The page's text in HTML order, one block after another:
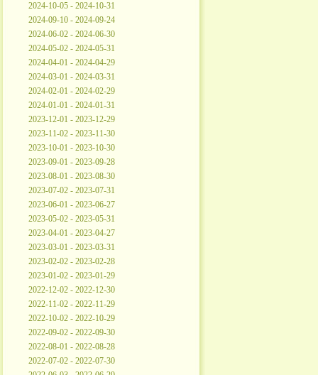
2024-10-05 - 2024-10-31
2024-09-10 - 2024-09-24
2024-06-02 - 2024-06-30
2024-05-02 - 2024-05-31
2024-04-01 - 2024-04-29
2024-03-01 - 2024-03-31
2024-02-01 - 2024-02-29
2024-01-01 - 2024-01-31
2023-12-01 - 2023-12-29
2023-11-02 - 2023-11-30
2023-10-01 - 2023-10-30
2023-09-01 - 2023-09-28
2023-08-01 - 2023-08-30
2023-07-02 - 2023-07-31
2023-06-01 - 2023-06-27
2023-05-02 - 2023-05-31
2023-04-01 - 2023-04-27
2023-03-01 - 2023-03-31
2023-02-02 - 2023-02-28
2023-01-02 - 2023-01-29
2022-12-02 - 2022-12-30
2022-11-02 - 2022-11-29
2022-10-02 - 2022-10-29
2022-09-02 - 2022-09-30
2022-08-01 - 2022-08-28
2022-07-02 - 2022-07-30